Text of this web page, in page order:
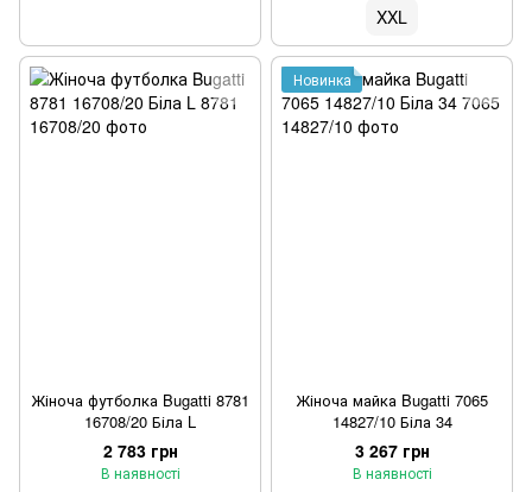
XXL
Жіноча футболка Bugatti 8781
16708/20 Біла L
2 783 грн
В наявності
Новинка
Жіноча майка Bugatti 7065
14827/10 Біла 34
3 267 грн
В наявності